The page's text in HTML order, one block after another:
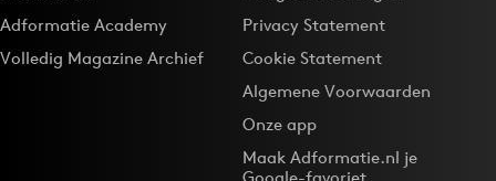
Vacatures
Academy
Adformatie Academy
Volledig Magazine Archief
Privacy Statement
Cookie Statement
Algemene Voorwaarden
Onze app
Maak Adformatie.nl je